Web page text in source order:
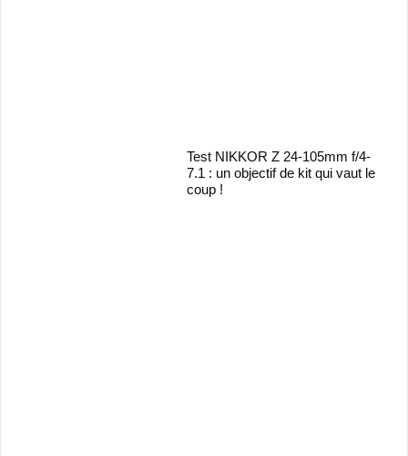
Test NIKKOR Z 24-105mm f/4-
7.1 : un objectif de kit qui vaut le
coup !